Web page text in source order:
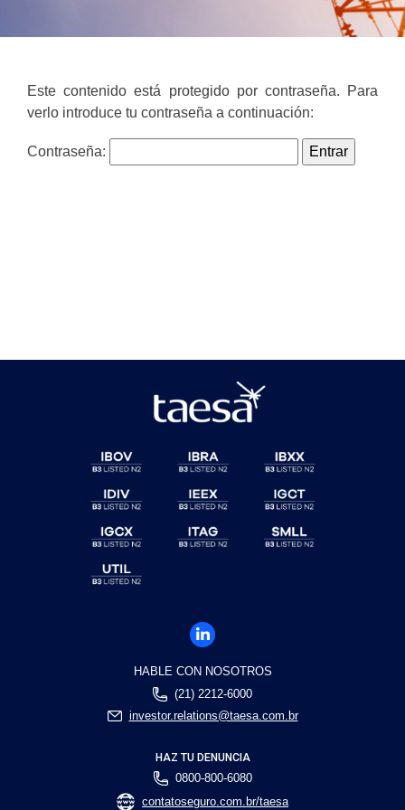
Este contenido está protegido por contraseña. Para
verlo introduce tu contraseña a continuación:
Contraseña:
HABLE CON NOSOTROS
(21) 2212-6000
investor.relations@taesa.com.br
HAZ TU DENUNCIA
0800-800-6080
contatoseguro.com.br/taesa